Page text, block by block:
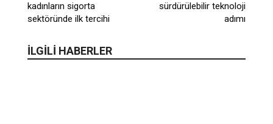
kadınların sigorta
sektöründe ilk tercihi
sürdürülebilir teknoloji
adımı
İLGİLİ HABERLER